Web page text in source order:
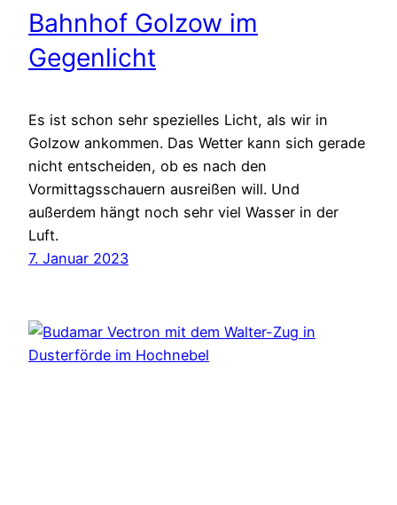
Bahnhof Golzow im
Gegenlicht
Es ist schon sehr spezielles Licht, als wir in
Golzow ankommen. Das Wetter kann sich gerade
nicht entscheiden, ob es nach den
Vormittagsschauern ausreißen will. Und
außerdem hängt noch sehr viel Wasser in der
Luft.
7. Januar 2023